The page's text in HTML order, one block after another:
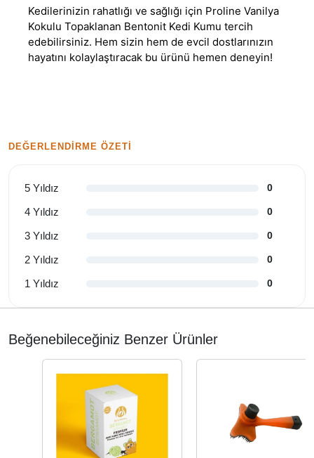
Kedilerinizin rahatlığı ve sağlığı için Proline Vanilya
Kokulu Topaklanan Bentonit Kedi Kumu tercih
edebilirsiniz. Hem sizin hem de evcil dostlarınızın
hayatını kolaylaştıracak bu ürünü hemen deneyin!
DEĞERLENDIRME ÖZETI
5 Yıldız 0
4 Yıldız 0
3 Yıldız 0
2 Yıldız 0
1 Yıldız 0
Beğenebileceğiniz Benzer Ürünler